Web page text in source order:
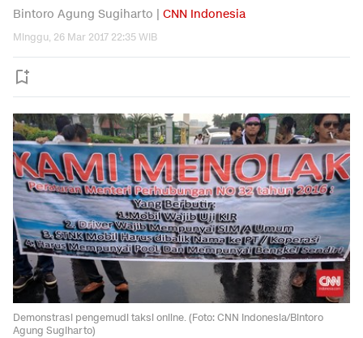
Bintoro Agung Sugiharto | CNN Indonesia
Minggu, 26 Mar 2017 22:35 WIB
Demonstrasi pengemudi taksi online. (Foto: CNN Indonesia/Bintoro
Agung Sugiharto)